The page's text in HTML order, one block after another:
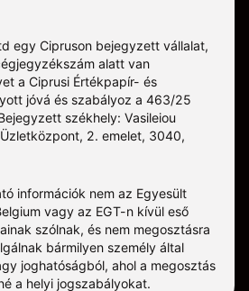
egy Cipruson bejegyzett vállalat,
alatt van
a Ciprusi Értékpapír- és
jóvá és szabályoz a 463/25
székhely: Vasileiou
2. emelet, 3040,
információk nem az Egyesült
vagy az EGT-n kívül eső
szólnak, és nem megosztásra
bármilyen személy által
joghatóságból, ahol a megosztás
a helyi jogszabályokat.